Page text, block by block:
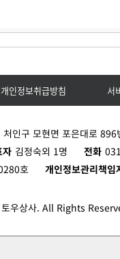
개인정보취급방침 서
처인구 모현면 포은대로
자 김정숙외 1명 전화
호 개인정보관리책임
우상사. All Rights